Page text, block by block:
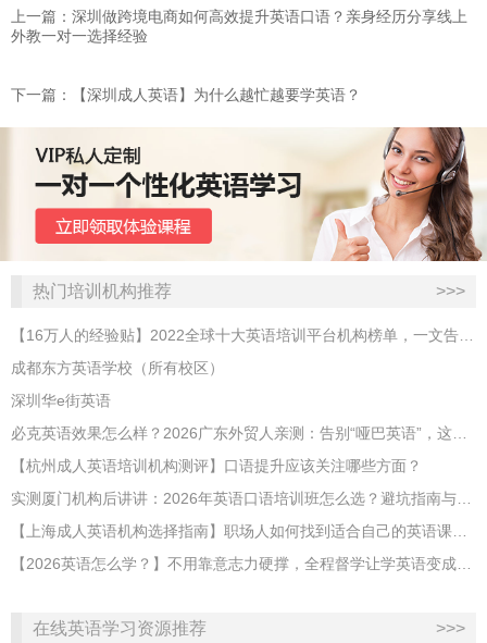
上一篇：深圳做跨境电商如何高效提升英语口语？亲身经历分享线上
外教一对一选择经验
下一篇：​【深圳成人英语】为什么越忙越要学英语？
热门培训机构推荐 >>>
【16万人的经验贴】2022全球十大英语培训平台机构榜单，一文告诉你
成都东方英语学校（所有校区）
深圳华e街英语
必克英语效果怎么样？2026广东外贸人亲测：告别“哑巴英语”，这才是成年人最高效的自救指南！
【杭州成人英语培训机构测评】口语提升应该关注哪些方面？
实测厦门机构后讲讲：2026年英语口语培训班怎么选？避坑指南与高效学习新范式
【上海成人英语机构选择指南】职场人如何找到适合自己的英语课程？
【2026英语怎么学？】不用靠意志力硬撑，全程督学让学英语变成日常习惯
在线英语学习资源推荐 >>>